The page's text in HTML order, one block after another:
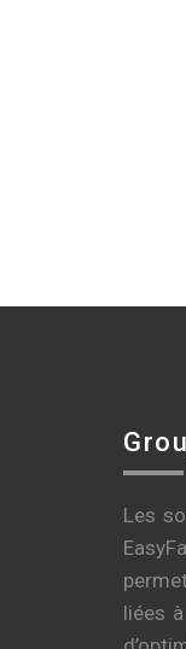
Les
liées